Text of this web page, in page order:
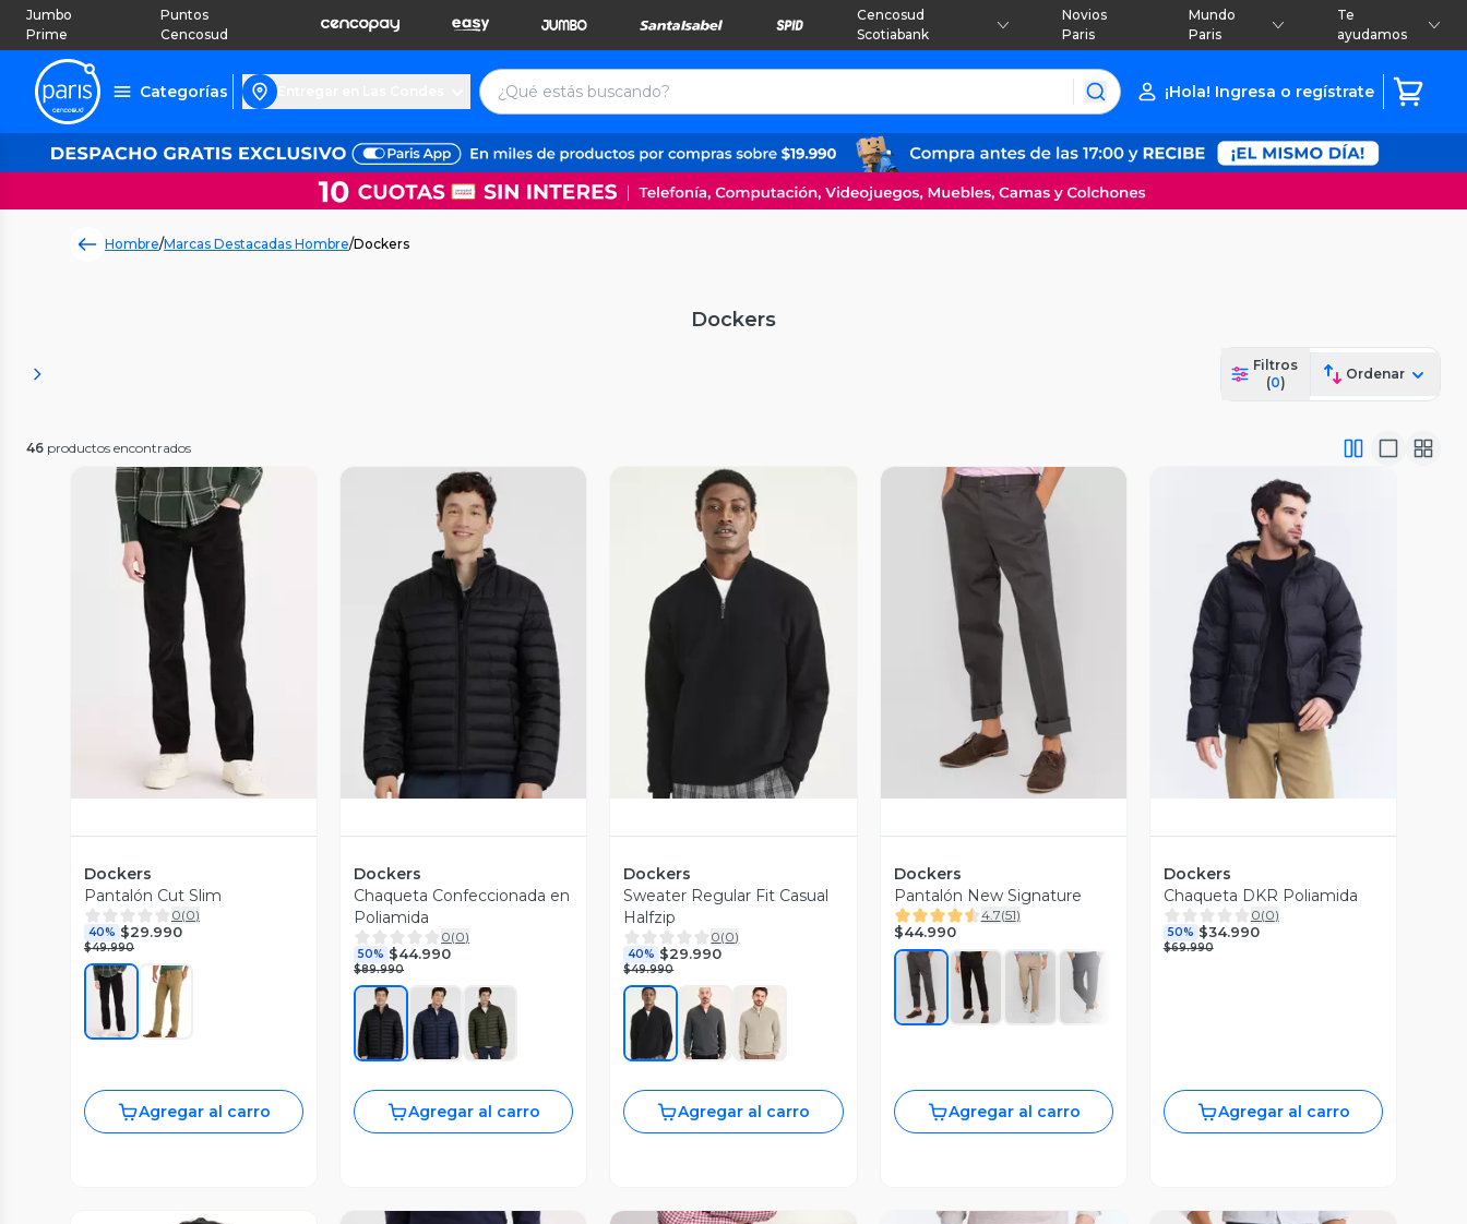
Jumbo
Prime
Puntos
Cencosud
Cencosud
Scotiabank
Novios
Paris
Mundo
Paris
Te
ayudamos
Categorías ¡Hola! Ingresa o regístrate
Hombre/Marcas Destacadas Hombre/Dockers
Dockers
Filtros
(0)
Ordenar
46 productos encontrados
Vista Previa
Dockers
Pantalón Cut Slim
0(0)
40% $29.990
$49.990
Agregar al carro
Vista Previa
Dockers
Chaqueta Confeccionada en
Poliamida
0(0)
50% $44.990
$89.990
Agregar al carro
Dockers
Sweater Regular Fit Casual
Halfzip
0(0)
40% $29.990
$49.990
Agregar al carro
Vista Previa
Dockers
Pantalón New Signature
4.7(51)
$44.990
Agregar al carro
Vista Previa
Dockers
Chaqueta DKR Poliamida
0(0)
50% $34.990
$69.990
Agregar al carro